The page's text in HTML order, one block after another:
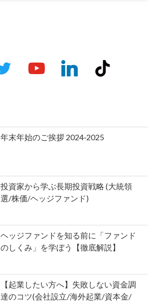
play
linkedin tiktok
年末年始のご挨拶 2024‐2025
投資家から学ぶ長期投資戦略 (大統領
選/株価/ヘッジファンド)
ヘッジファンドを知る前に「ファンド
のしくみ」を学ぼう【徹底解説】
【起業したい方へ】失敗しない資金調
達のコツ(会社設立/海外起業/資本金/